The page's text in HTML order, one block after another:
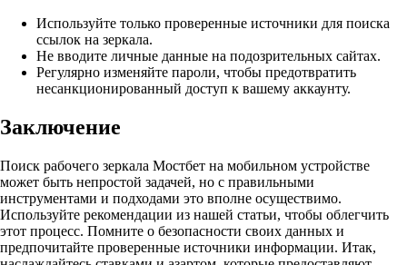
Используйте только проверенные источники для поиска
ссылок на зеркала.
Не вводите личные данные на подозрительных сайтах.
Регулярно изменяйте пароли, чтобы предотвратить
несанкционированный доступ к вашему аккаунту.
Заключение
Поиск рабочего зеркала Мостбет на мобильном устройстве
может быть непростой задачей, но с правильными
инструментами и подходами это вполне осуществимо.
Используйте рекомендации из нашей статьи, чтобы облегчить
этот процесс. Помните о безопасности своих данных и
предпочитайте проверенные источники информации. Итак,